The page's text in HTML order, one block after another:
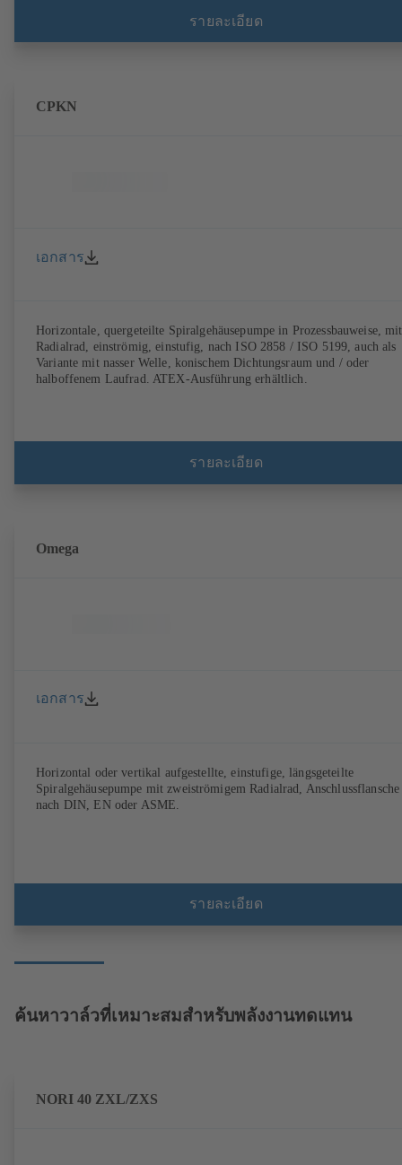
รายละเอียด
CPKN
เอกสาร
Horizontale, quergeteilte Spiralgehäusepumpe in Prozessbauweise, mit
Radialrad, einströmig, einstufig, nach ISO 2858 / ISO 5199, auch als
Variante mit nasser Welle, konischem Dichtungsraum und / oder
halboffenem Laufrad. ATEX-Ausführung erhältlich.
รายละเอียด
Omega
เอกสาร
Horizontal oder vertikal aufgestellte, einstufige, längsgeteilte
Spiralgehäusepumpe mit zweiströmigem Radialrad, Anschlussflansche
nach DIN, EN oder ASME.
รายละเอียด
ค้นหาวาล์วที่เหมาะสมสำหรับพลังงานทดแทน
NORI 40 ZXL/ZXS